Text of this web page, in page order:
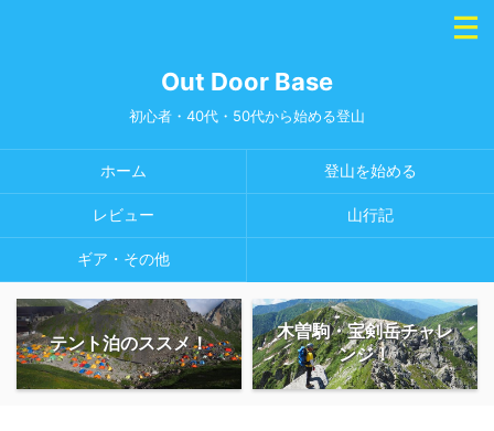
Out Door Base
初心者・40代・50代から始める登山
ホーム 登山を始める
レビュー 山行記
ギア・その他
テント泊のススメ！
木曽駒・宝剣岳チャレ
ンジ！